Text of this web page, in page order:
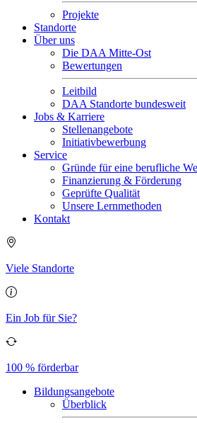
Projekte
Standorte
Über uns
Die DAA Mitte-Ost
Bewertungen
Leitbild
DAA Standorte bundesweit
Jobs & Karriere
Stellenangebote
Initiativbewerbung
Service
Gründe für eine berufliche
Finanzierung & Förderung
Geprüfte Qualität
Unsere Lernmethoden
Kontakt
Viele Standorte
Ein Job für Sie?
100 % förderbar
Bildungsangebote
Überblick